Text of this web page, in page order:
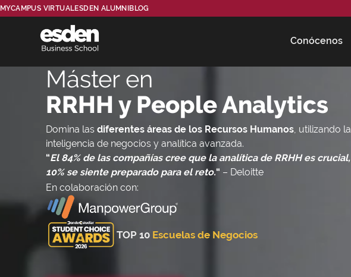
MYCAMPUS VIRTUALESDEN ALUMNI BLOG
Conócenos
Máster en
RRHH y People Analytics
Domina las diferentes áreas de los Recursos Humanos , utilizando la
inteligencia de negocios y analítica avanzada.
“El 84% de las compañías cree que la analítica de RRHH es crucial,
10% se siente preparado para el reto.“ – Deloitte
En colaboración con:
TOP 10 Escuelas de Negocios